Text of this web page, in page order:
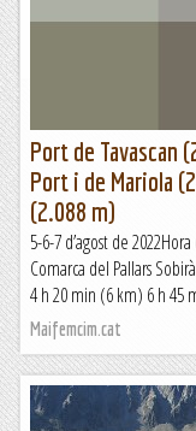
apunta Jesús, tot fanàtic
Port de Tavascan
Port i de Mariola
(2.088 m)
5-6-7 d’agost de
Comarca del Pallars
4 h 20 min (6 km) 6 h 45
Maifemcim.cat